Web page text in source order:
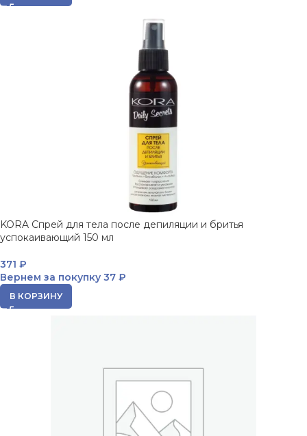
KORA Спрей для тела после депиляции и бритья
успокаивающий 150 мл
371 ₽
Вернем за покупку 37 ₽
В КОРЗИНУ